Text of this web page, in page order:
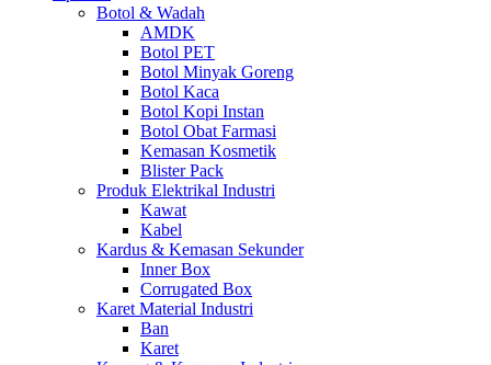
Botol & Wadah
AMDK
Botol PET
Botol Minyak Goreng
Botol Kaca
Botol Kopi Instan
Botol Obat Farmasi
Kemasan Kosmetik
Blister Pack
Produk Elektrikal Industri
Kawat
Kabel
Kardus & Kemasan Sekunder
Inner Box
Corrugated Box
Karet Material Industri
Ban
Karet